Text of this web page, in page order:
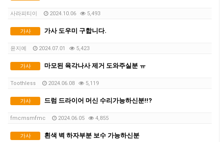
사라피티이 2024.10.06 5,493
가사 가사 도우미 구합니다.
윤지예 2024.07.01 5,423
가사 마모된 육각나사 제거 도와주실분 ㅠ
Toothless 2024.06.08 5,119
가사 드럼 드라이어 머신 수리가능하신분!!?
fmcmsmfmc 2024.06.05 4,855
가사 흰색 벽 하자부분 보수 가능하신분